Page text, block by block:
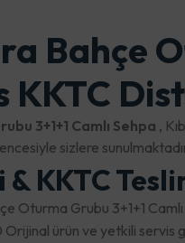
Bahçe
KKTC
3+1+1 Camlı Sehpa ,
sizlere
KKTC
Oturma Grubu 3+1+1
Orijinal ürün ve yetkili servis